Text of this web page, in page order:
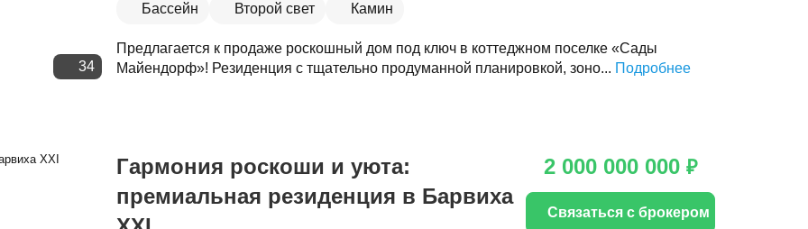
34
Бассейн Второй свет Камин
Предлагается к продаже роскошный дом под ключ в коттеджном поселке «Сады
Майендорф»! Резиденция с тщательно продуманной планировкой, зоно... Подробнее
Гармония роскоши и уюта:
премиальная резиденция в Барвиха
2 000 000 000 ₽
Связаться с брокером